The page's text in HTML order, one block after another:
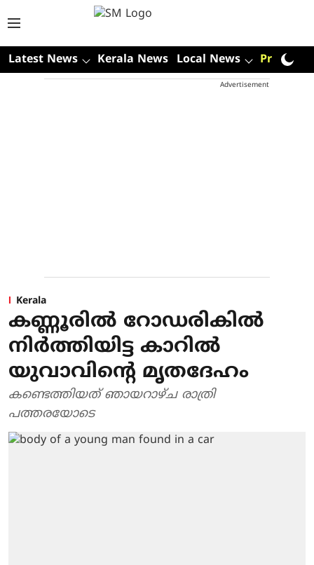
Latest News Kerala News Local News Premium
Advertisement
Kerala
കണ്ണൂരിൽ റോ‍‍ഡരികിൽ
നിർത്തിയിട്ട കാറിൽ
യുവാവിന്റെ മൃതദേഹം
കണ്ടെത്തിയത് ഞായറാഴ്ച രാത്രി
പത്തരയോടെ